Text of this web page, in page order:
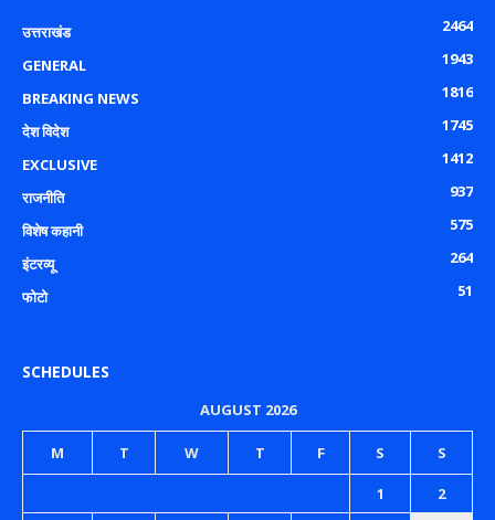
उत्तराखंड
2464
GENERAL
1943
BREAKING NEWS
1816
देश विदेश
1745
EXCLUSIVE
1412
राजनीति
937
विशेष कहानी
575
इंटरव्यू
264
फोटो
51
SCHEDULES
AUGUST 2026
M T W T F S S
1
2